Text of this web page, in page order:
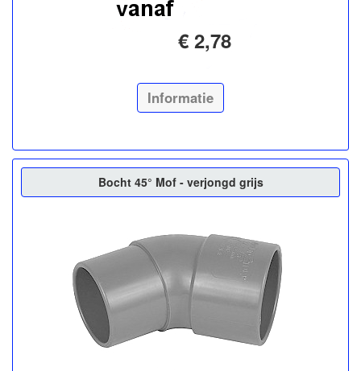
€ 2,78
Informatie
Bocht 45° Mof - verjongd grijs